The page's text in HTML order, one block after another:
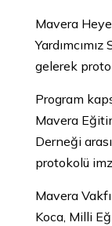
Mavera
gelerek
Program
Mavera
Derneği
protokolü
Mavera
Koca, Milli